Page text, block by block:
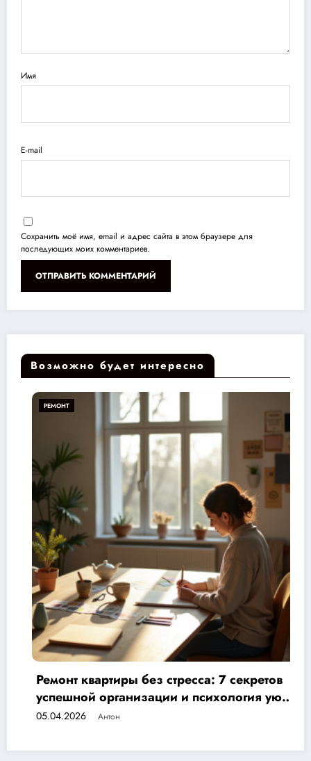
Имя
E-mail
Сохранить моё имя, email и адрес сайта в этом браузере для
последующих моих комментариев.
Возможно будет интересно
стресса: 7 секретов
и психология уюта
Узнайте, как
шагов к экономии